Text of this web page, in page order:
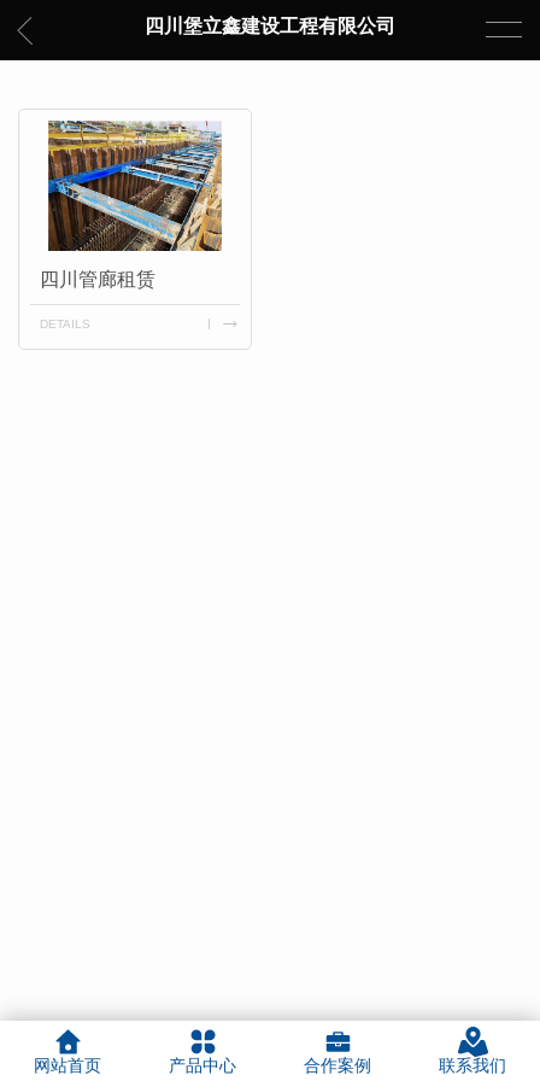
四川堡立鑫建设工程有限公司
四川管廊租赁
DETAILS
网站首页 产品中心 合作案例 联系我们